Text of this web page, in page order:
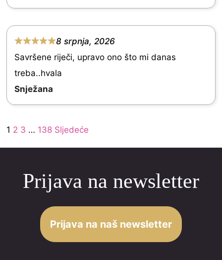
5
.
0
o
u
t
o
5
5
8 srpnja, 2026
Savršene riječi, upravo ono što mi danas
treba..hvala
Snježana
Site
Reviews
Page
1 Page
2 Page
3 … Page
138 Sljedeće
Prijava na newsletter
Prijava na naš newsletter